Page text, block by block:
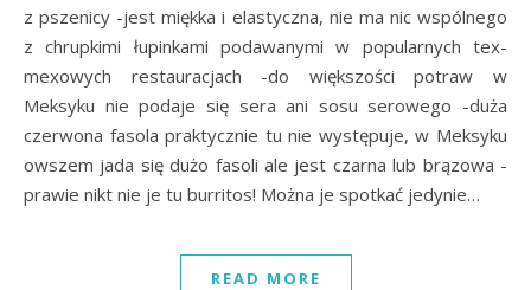
z pszenicy -jest miękka i elastyczna, nie ma nic wspólnego
z chrupkimi łupinkami podawanymi w popularnych tex-
mexowych restauracjach -do większości potraw w
Meksyku nie podaje się sera ani sosu serowego -duża
czerwona fasola praktycznie tu nie występuje, w Meksyku
owszem jada się dużo fasoli ale jest czarna lub brązowa -
prawie nikt nie je tu burritos! Można je spotkać jedynie…
READ MORE